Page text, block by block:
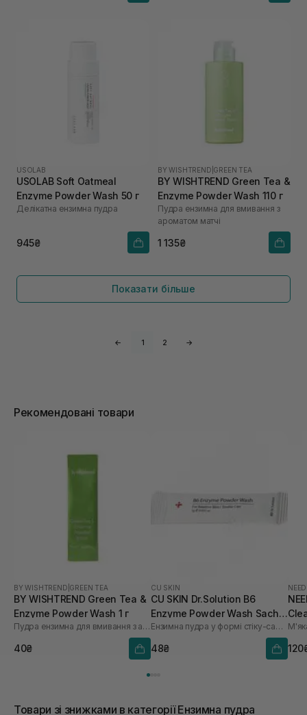
USOLAB
USOLAB Soft Oatmeal
Enzyme Powder Wash 50 г
Делікатна ензимна пудра
945₴
BY WISHTREND GREEN TEA
BY WISHTREND Green Tea &
Enzyme Powder Wash 110 г
Пудра ензимна для вмивання з
ароматом матчі
1 135₴
Показати більше
← 1 2 →
Рекомендовані товари
BY WISHTREND GREEN TEA
BY WISHTREND Green Tea &
Enzyme Powder Wash 1 г
Пудра ензимна для вмивання з ароматом матчі
40₴
CU SKIN
CU SKIN Dr.Solution B6
Enzyme Powder Wash Sachet
для проблемної та жирної
шкіри 1шт* 1 г
Ензимна пудра у формі стіку-саше з піридоксином та каламіном
48₴
Товари зі знижками в категорії Ензимна пудра